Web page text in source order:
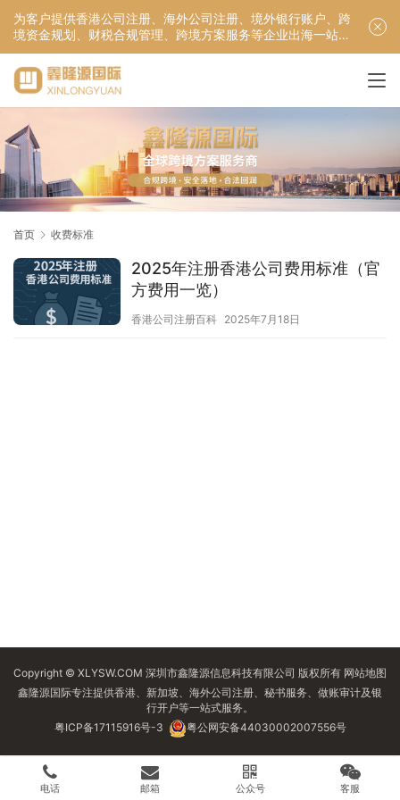
为客户提供香港公司注册、海外公司注册、境外银行账户、跨
境资金规划、财税合规管理、跨境方案服务等企业出海一站式
服务！
首页 收费标准
2025年注册香港公司费用标准（官
方费用一览）
香港公司注册百科 2025年7月18日
Copyright © XLYSW.COM 深圳市鑫隆源信息科技有限公司 版权所有 网站地图
鑫隆源国际专注提供香港、新加坡、海外公司注册、秘书服务、做账审计及银
行开户等一站式服务。
粤ICP备17115916号-3
粤公网安备44030002007556号
电话 邮箱 公众号 客服